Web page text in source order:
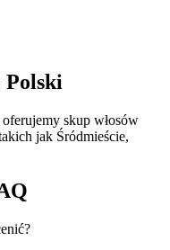
Polski
skup włosów
jak Śródmieście,